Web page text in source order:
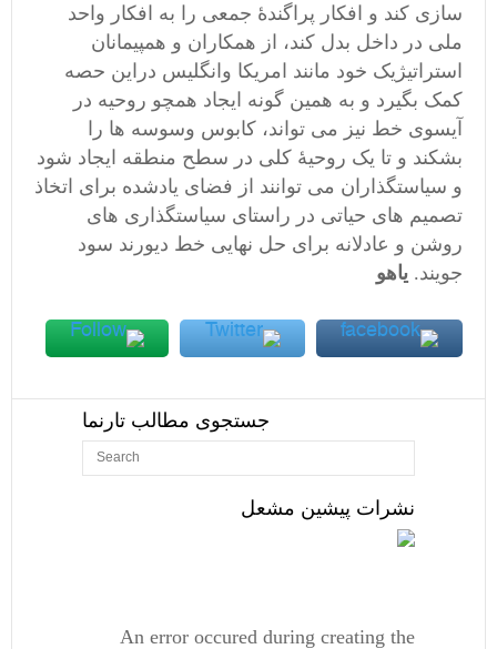
سازی کند و افکار پراگندۀ جمعی را به افکار واحد
ملی در داخل بدل کند، از همکاران و همپیمانان
استراتیژیک خود مانند امریکا وانگلیس دراین حصه
کمک بگیرد و به همین گونه ایجاد همچو روحیه در
آیسوی خط نیز می تواند، کابوس وسوسه ها را
بشکند و تا یک روحیۀ کلی در سطح منطقه ایجاد شود
و سیاستگذاران می توانند از فضای یادشده برای اتخاذ
تصمیم های حیاتی در راستای سیاستگذاری های
روشن و عادلانه برای حل نهایی خط دیورند سود
جویند. یاهو
جستجوی مطالب تارنما
نشرات پیشین مشعل
An error occured during creating the